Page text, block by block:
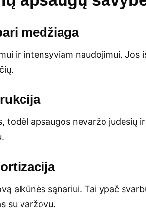
medžiaga
ir intensyviam naudojimui. Jos
apsaugos nevaržo judesių
alkūnės sąnariui. Tai ypač
su varžovu.